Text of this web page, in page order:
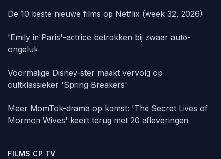
De 10 beste nieuwe films op Netflix (week 32, 2026)
'Emily in Paris'-actrice betrokken bij zwaar auto-
ongeluk
Voormalige Disney-ster maakt vervolg op
cultklassieker 'Spring Breakers'
Meer MomTok-drama op komst: 'The Secret Lives of
Mormon Wives' keert terug met 20 afleveringen
FILMS OP TV